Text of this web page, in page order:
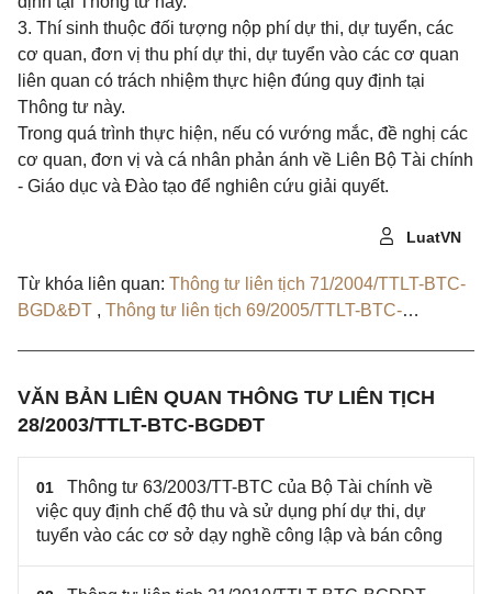
3. Thí sinh thuộc đối tượng nộp phí dự thi, dự tuyển, các
cơ quan, đơn vị thu phí dự thi, dự tuyển vào các cơ quan
liên quan có trách nhiệm thực hiện đúng quy định tại
Thông tư này.
Trong quá trình thực hiện, nếu có vướng mắc, đề nghị các
cơ quan, đơn vị và cá nhân phản ánh về Liên Bộ Tài chính
- Giáo dục và Đào tạo để nghiên cứu giải quyết.
LuatVN
Từ khóa liên quan: Thông tư liên tịch 71/2004/TTLT-BTC-
BGD&ĐT , Thông tư liên tịch 69/2005/TTLT-BTC-
VĂN BẢN LIÊN QUAN THÔNG TƯ LIÊN TỊCH
28/2003/TTLT-BTC-BGDĐT
01
Thông tư 63/2003/TT-BTC của Bộ Tài chính về
việc quy định chế độ thu và sử dụng phí dự thi, dự
tuyển vào các cơ sở dạy nghề công lập và bán công